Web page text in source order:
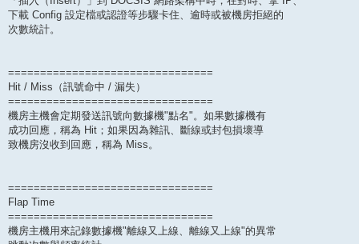
下載 Config 設定檔或認證等步驟卡住、逾時或被機房拒絕的
次數統計。
================================
Hit / Miss（訊號命中 / 漏失）
================================
機房主機會定期發送訊號向數據機"點名"。如果數據機有
成功回應，稱為 Hit；如果因為雜訊、斷線或封包損壞導
致機房沒收到回應，稱為 Miss。
================================
Flap Time
================================
機房主機用來記錄數據機"離線又上線、離線又上線"的異常